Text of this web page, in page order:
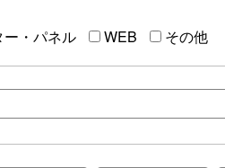
ー・パネル WEB その他